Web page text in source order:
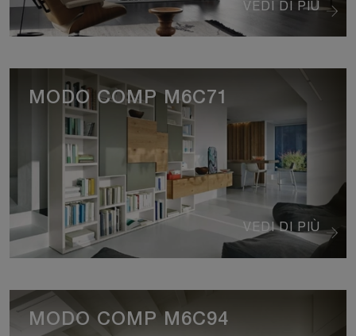
VEDI DI PIÙ
VEDI DI PIÙ
MODO COMP M6C71
MODO COMP M6C94